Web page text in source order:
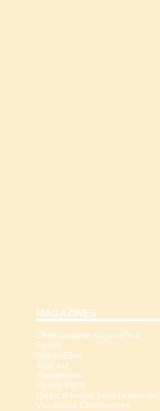
MAGAZINES
Christianisme Aujourd'hui
Family
SpirituElles
Just 4U
Trampoline
Family-FIPS
Quart d'heure pour l'essentiel
Vacances Chrétiennes